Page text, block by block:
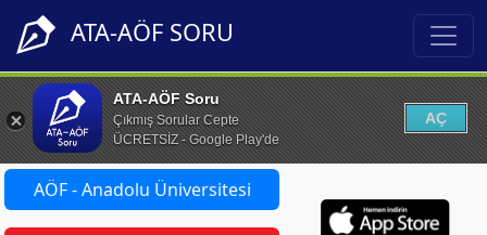
ATA-AÖF SORU
ATA-AÖF Soru
Çıkmış Sorular Cepte
ÜCRETSİZ - Google Play'de
AÇ
AÖF - Anadolu Üniversitesi